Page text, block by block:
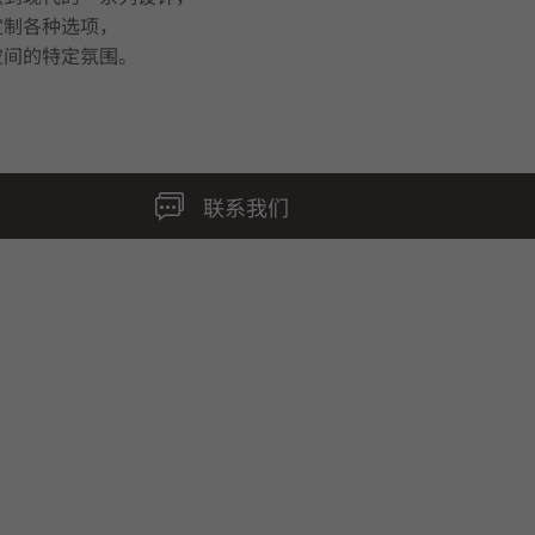
各种选项，
的特定氛围。
联系我们